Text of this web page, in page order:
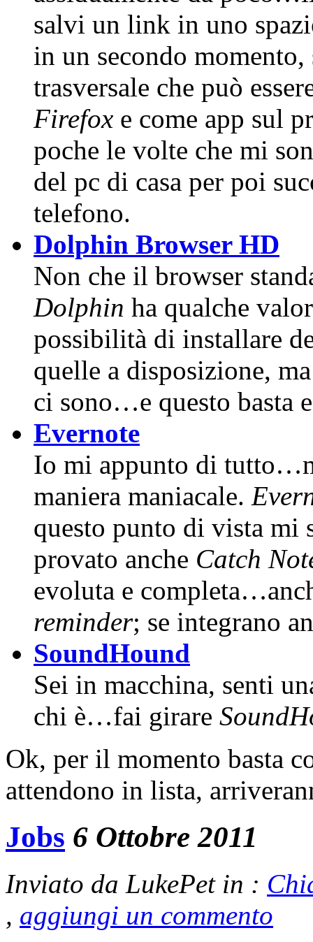
salvi un link in uno
in un secondo
trasversale che può
Firefox e come app sul
poche le volte che mi
del pc di casa per poi
telefono.
Dolphin Browser HD
Non che il browser
Dolphin ha qualche
possibilità di installare
quelle a disposizione,
ci sono…e questo basta
Evernote
Io mi appunto di
maniera maniacale.
questo punto di vista mi
provato anche Catch
evoluta e
reminder; se integrano
SoundHound
Sei in macchina, senti
chi è…fai girare
Ok, per il momento basta
attendono in lista,
Jobs 6 Ottobre 2011
Inviato da LukePet in :
, aggiungi un commento